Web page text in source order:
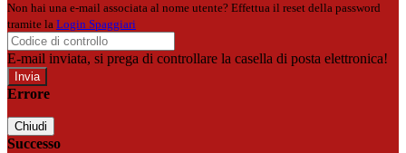
Non hai una e-mail associata al nome utente? Effettua il reset della password
tramite la Login Spaggiari
E-mail inviata, si prega di controllare la casella di posta elettronica!
Errore
Chiudi
Successo